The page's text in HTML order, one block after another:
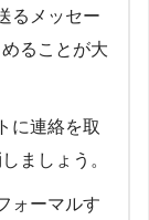
るメッセー
ることが大
に連絡を取
ましょう。
ォーマルす